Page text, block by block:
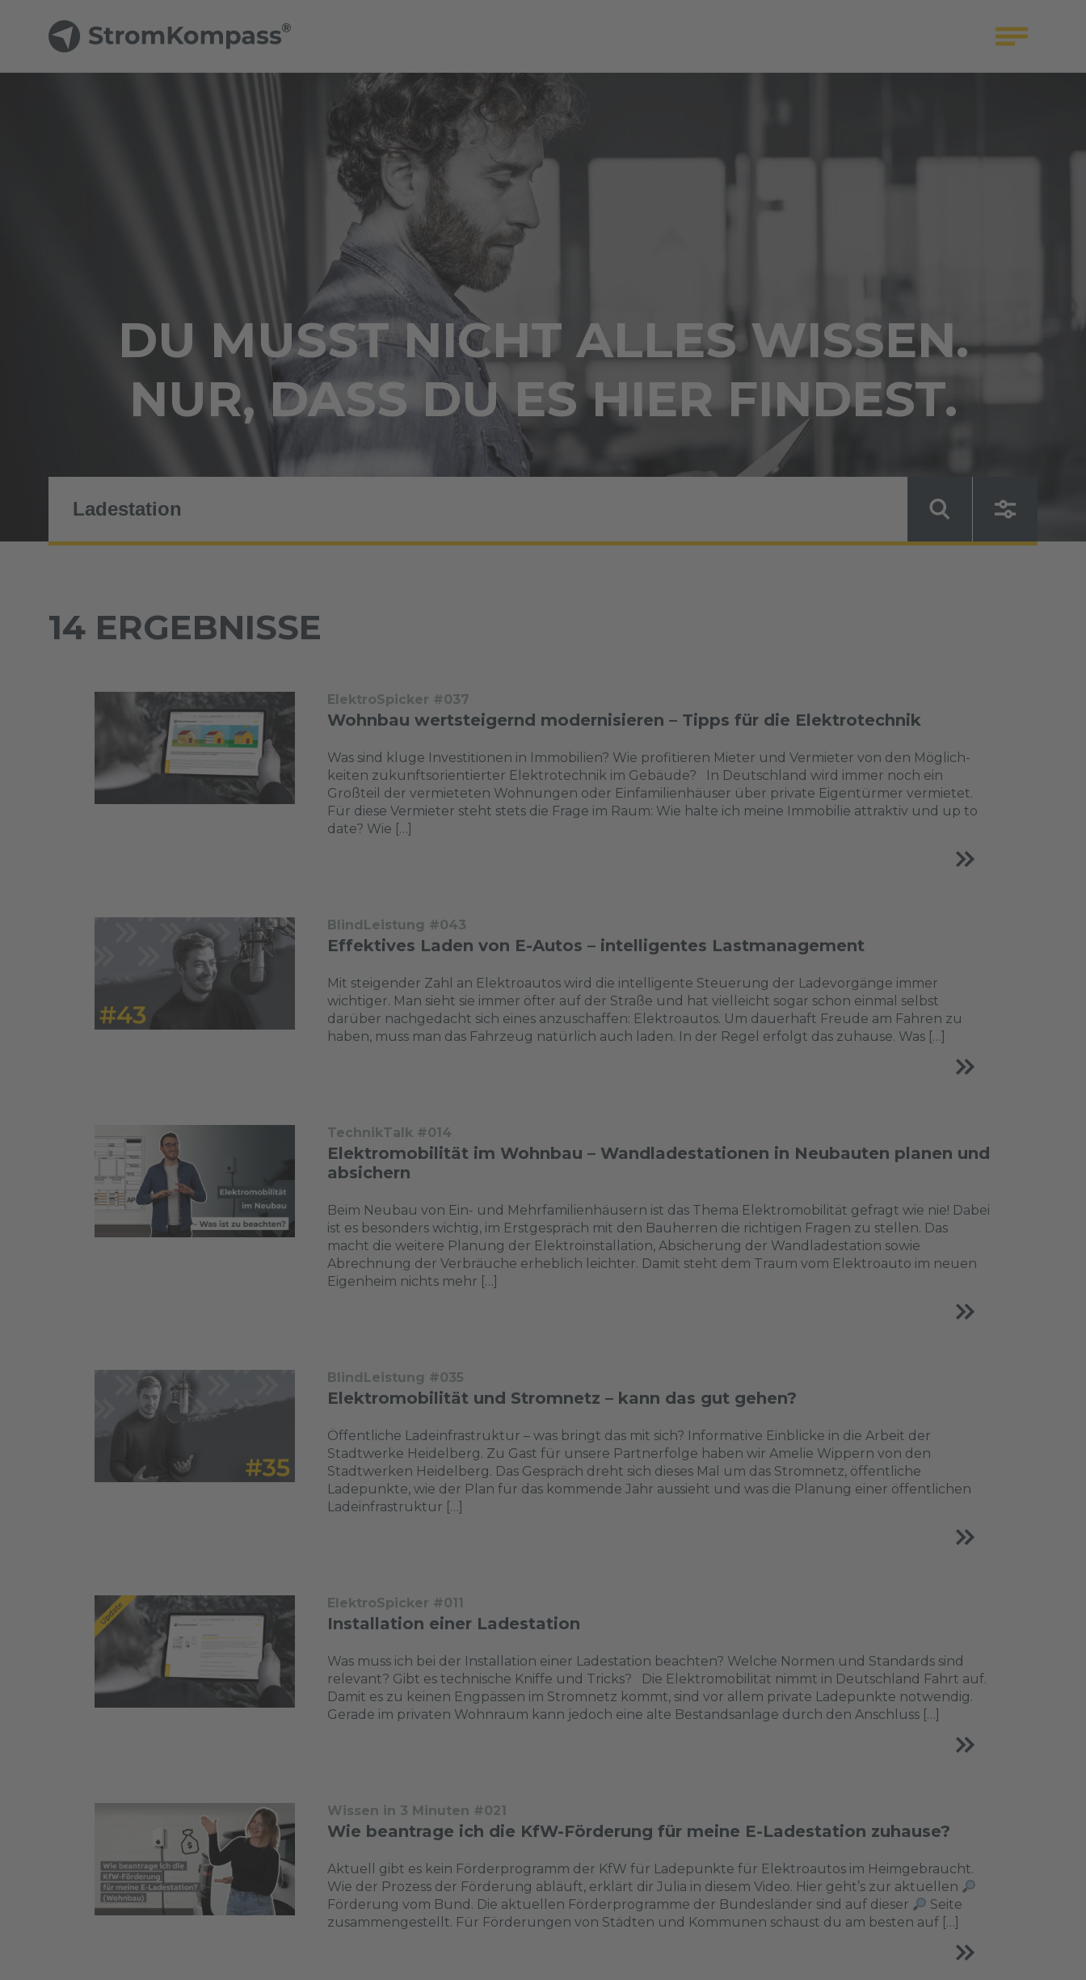
DU MUSST NICHT ALLES WISSEN.
NUR, DASS DU ES HIER FINDEST.
14 ERGEBNISSE
ElektroSpicker #037
Wohnbau wertsteigernd modernisieren – Tipps für die Elektrotechnik
Was sind kluge Investitionen in Immobilien? Wie profitieren Mieter und Vermieter von den Möglich­
keiten zukunftsorientierter Elektrotechnik im Gebäude? In Deutschland wird immer noch ein
Großteil der vermieteten Wohnungen oder Einfamilienhäuser über private Eigentürmer vermietet.
Für diese Vermieter steht stets die Frage im Raum: Wie halte ich meine Immobilie attraktiv und up to
date? Wie […]
BlindLeistung #043
Effektives Laden von E-Autos – intelligentes Lastmanagement
Mit steigender Zahl an Elektroautos wird die intelligente Steuerung der Ladevorgänge immer
wichtiger. Man sieht sie immer öfter auf der Straße und hat vielleicht sogar schon einmal selbst
darüber nachgedacht sich eines anzuschaffen: Elektroautos. Um dauerhaft Freude am Fahren zu
haben, muss man das Fahrzeug natürlich auch laden. In der Regel erfolgt das zuhause. Was […]
TechnikTalk #014
Elektromobilität im Wohnbau – Wandladestationen in Neubauten planen und
absichern
Beim Neubau von Ein- und Mehrfamilienhäusern ist das Thema Elektromobilität gefragt wie nie! Dabei
ist es besonders wichtig, im Erstgespräch mit den Bauherren die richtigen Fragen zu stellen. Das
macht die weitere Planung der Elektroinstallation, Absicherung der Wandladestation sowie
Abrechnung der Verbräuche erheblich leichter. Damit steht dem Traum vom Elektroauto im neuen
Eigenheim nichts mehr […]
BlindLeistung #035
Elektromobilität und Stromnetz – kann das gut gehen?
Öffentliche Ladeinfrastruktur – was bringt das mit sich? Informative Einblicke in die Arbeit der
Stadtwerke Heidelberg. Zu Gast für unsere Partnerfolge haben wir Amelie Wippern von den
Stadtwerken Heidelberg. Das Gespräch dreht sich dieses Mal um das Stromnetz, öffentliche
Ladepunkte, wie der Plan für das kommende Jahr aussieht und was die Planung einer öffentlichen
Ladeinfrastruktur […]
ElektroSpicker #011
Installation einer Ladestation
Was muss ich bei der Installation einer Ladestation beachten? Welche Normen und Standards sind
relevant? Gibt es technische Kniffe und Tricks? Die Elektromobilität nimmt in Deutschland Fahrt auf.
Damit es zu keinen Engpässen im Stromnetz kommt, sind vor allem private Ladepunkte notwendig.
Gerade im privaten Wohnraum kann jedoch eine alte Bestandsanlage durch den Anschluss […]
Wissen in 3 Minuten #021
Wie beantrage ich die KfW-Förderung für meine E-Ladestation zuhause?
Aktuell gibt es kein Förderprogramm der KfW für Ladepunkte für Elektroautos im Heimgebraucht.
Wie der Prozess der Förderung abläuft, erklärt dir Julia in diesem Video. Hier geht’s zur aktuellen
Förderung vom Bund. Die aktuellen Förderprogramme der Bundesländer sind auf dieser
Seite
zusammengestellt. Für Förderungen von Städten und Kommunen schaust du am besten auf […]